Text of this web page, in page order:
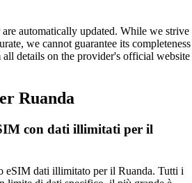
automatically updated. While we strive
we cannot guarantee its completeness
all details on the provider's official website
Ruanda
con dati illimitati per il
eSIM dati illimitato per il Ruanda. Tutti i